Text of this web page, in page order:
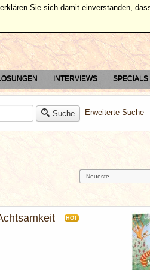
INTERVIEWS SPECIALS
Suche Erweiterte Suche
HOT
Sie sich damit einverstanden,